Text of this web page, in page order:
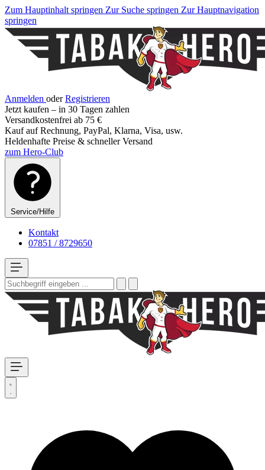
Zum Hauptinhalt springen Zur Suche springen Zur Hauptnavigation
springen
Anmelden oder Registrieren
Jetzt kaufen – in 30 Tagen zahlen
Versandkostenfrei ab 75 €
Kauf auf Rechnung, PayPal, Klarna, Visa, usw.
Heldenhafte Preise & schneller Versand
zum Hero-Club
Service/Hilfe
Kontakt
07851 / 8729650